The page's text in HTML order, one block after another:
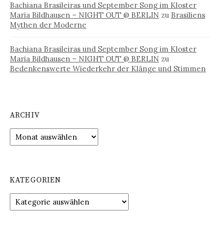
Bachiana Brasileiras und September Song im Kloster
Maria Bildhausen – NIGHT OUT @ BERLIN zu Brasiliens
Mythen der Moderne
Bachiana Brasileiras und September Song im Kloster
Maria Bildhausen – NIGHT OUT @ BERLIN zu
Bedenkenswerte Wiederkehr der Klänge und Stimmen
ARCHIV
Archiv
KATEGORIEN
Kategorien